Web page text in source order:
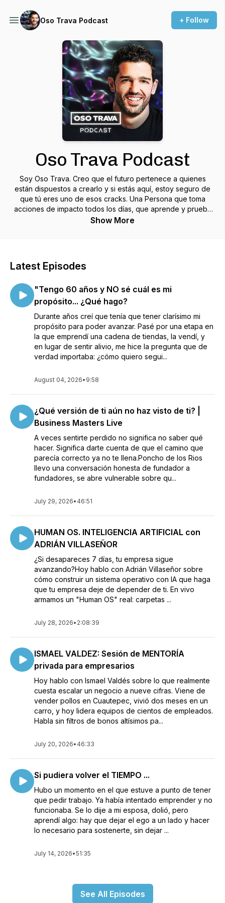
Oso Trava Podcast + Follow
Oso Trava Podcast
Soy Oso Trava. Creo que el futuro pertenece a quienes
están dispuestos a crearlo y si estás aquí, estoy seguro de
que tú eres uno de esos cracks. Una Persona que toma
acciones de impacto todos los días, que aprende y prueba
cosas nuevas, que ataca sus miedos y sobre todo, que vive
Show More
Latest Episodes
"Tengo 60 años y NO sé cuál es mi
propósito... ¿Qué hago?
Durante años creí que tenía que tener clarísimo mi
propósito para poder avanzar. Pasé por una etapa en
la que emprendí una cadena de tiendas, la vendí, y
en lugar de sentir alivio, me hice la pregunta que de
verdad importaba: ¿cómo quiero segui...
August 04, 2026• 9:58
¿Qué versión de ti aún no haz visto de ti? |
Business Masters Live
A veces sentirte perdido no significa no saber qué
hacer. Significa darte cuenta de que el camino que
parecía correcto ya no te llena.Poncho de los Rios
llevo una conversación honesta de fundador a
fundadores, se abre vulnerable sobre qu...
July 29, 2026• 46:51
HUMAN OS. INTELIGENCIA ARTIFICIAL con
ADRIÁN VILLASEÑOR
¿Si desapareces 7 días, tu empresa sigue
avanzando?Hoy hablo con Adrián Villaseñor sobre
cómo construir un sistema operativo con IA que haga
que tu empresa deje de depender de ti. En vivo
armamos un "Human OS" real: carpetas ...
July 28, 2026• 2:08:39
ISMAEL VALDEZ: Sesión de MENTORÍA
privada para empresarios
Hoy hablo con Ismael Valdés sobre lo que realmente
cuesta escalar un negocio a nueve cifras. Viene de
vender pollos en Cuautepec, vivió dos meses en un
carro, y hoy lidera equipos de cientos de empleados.
Habla sin filtros de bonos altísimos pa...
July 20, 2026• 46:33
Si pudiera volver el TIEMPO ...
Hubo un momento en el que estuve a punto de tener
que pedir trabajo. Ya había intentado emprender y no
funcionaba. Se lo dije a mi esposa, dolió, pero
aprendí algo: hay que dejar el ego a un lado y hacer
lo necesario para sostenerte, sin dejar ...
July 14, 2026•51:35
See All Episodes